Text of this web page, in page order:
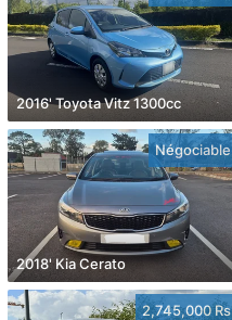
2016' Toyota Vitz 1300cc
Négociable
2018' Kia Cerato
2,745,000 Rs